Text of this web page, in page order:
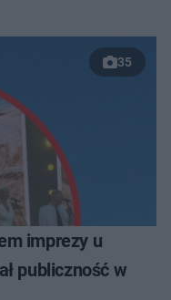
35
imprezy u
publiczność w